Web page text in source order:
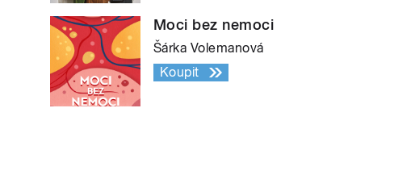
Moci bez nemoci
Šárka Volemanová
Koupit